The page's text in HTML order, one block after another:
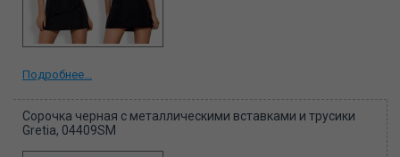
Подробнее...
Сорочка черная с металлическими вставками и трусики
Gretia, 04409SM